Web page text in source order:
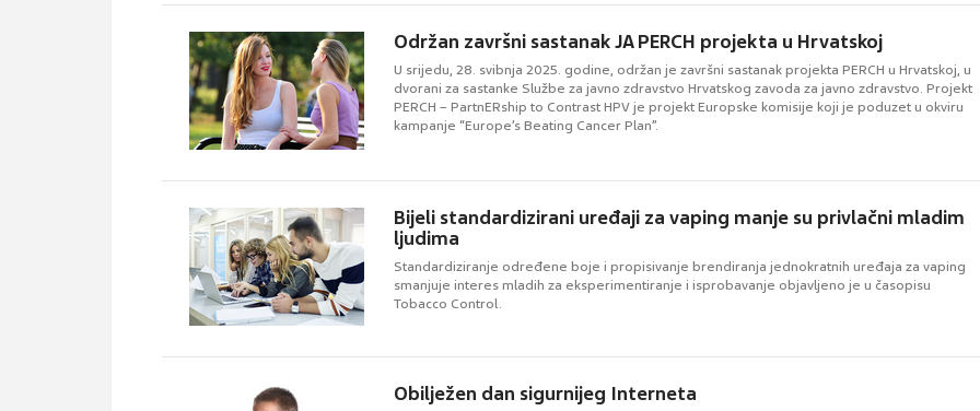
Održan završni sastanak JA PERCH projekta u Hrvatskoj
U srijedu, 28. svibnja 2025. godine, održan je završni sastanak projekta PERCH u Hrvatskoj, u
dvorani za sastanke Službe za javno zdravstvo Hrvatskog zavoda za javno zdravstvo. Projekt
PERCH – PartnERship to Contrast HPV je projekt Europske komisije koji je poduzet u okviru
kampanje “Europe’s Beating Cancer Plan”.
Bijeli standardizirani uređaji za vaping manje su privlačni mladim
ljudima
Standardiziranje određene boje i propisivanje brendiranja jednokratnih uređaja za vaping
smanjuje interes mladih za eksperimentiranje i isprobavanje objavljeno je u časopisu
Tobacco Control.
Obilježen dan sigurnijeg Interneta